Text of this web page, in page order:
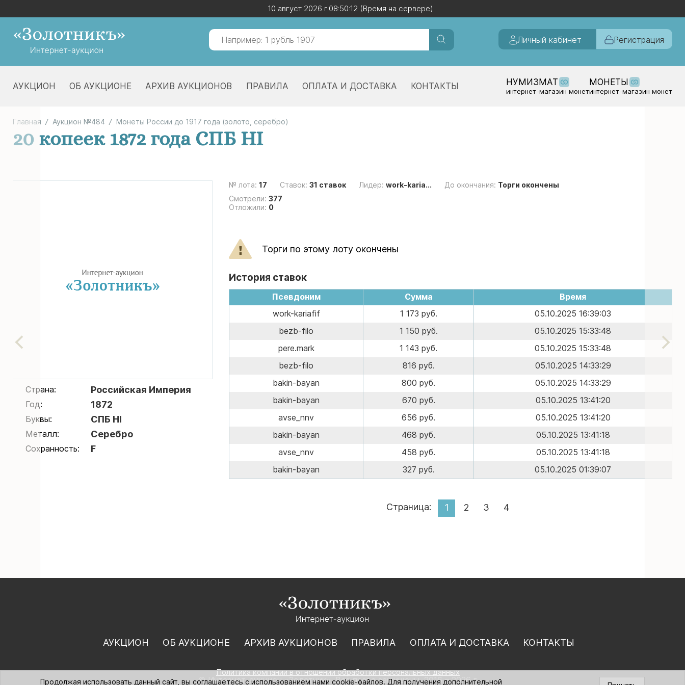
10 август 2026 г.08:50:12 (Время на сервере)
Личный кабинет Регистрация
АУКЦИОН ОБ АУКЦИОНЕ АРХИВ АУКЦИОНОВ ПРАВИЛА ОПЛАТА И ДОСТАВКА КОНТАКТЫ НУМИЗМАТ
интернет-магазин монет
МОНЕТЫ
интернет-магазин монет
10 август 2026 г.08:50:12 (Время на сервере)
Главная Аукцион №484 Монеты России до 1917 года (золото, серебро)
20 копеек 1872 года СПБ НI
Страна: Российская Империя
Год: 1872
Буквы: СПБ НI
Металл: Серебро
Сохранность: F
№ лота: 17 Ставок: 31 ставок Лидер: work-karia... До окончания: Торги окончены
Смотрели: 377
Отложили: 0
Торги по этому лоту окончены
История ставок
Псевдоним Сумма
Время
work-kariafif
1 173 руб.
05.10.2025 16:39:03
bezb-filo
1 150 руб.
05.10.2025 15:33:48
pere.mark
1 143 руб.
05.10.2025 15:33:48
bezb-filo
816 руб.
05.10.2025 14:33:29
bakin-bayan
800 руб.
05.10.2025 14:33:29
bakin-bayan
670 руб.
05.10.2025 13:41:20
avse_nnv
656 руб.
05.10.2025 13:41:20
bakin-bayan
468 руб.
05.10.2025 13:41:18
avse_nnv
458 руб.
05.10.2025 13:41:18
bakin-bayan
327 руб. 05.10.2025 01:39:07
Страница: 1 2 3 4
АУКЦИОН ОБ АУКЦИОНЕ АРХИВ АУКЦИОНОВ ПРАВИЛА ОПЛАТА И ДОСТАВКА КОНТАКТЫ
Политика компании в отношении обработки персональных данных
© Интернет-аукцион «Золотник». Все права защищены. 2016 – 2026 г.
Продолжая использовать данный сайт, вы соглашаетесь с использованием нами cookie-файлов. Для получения дополнительной